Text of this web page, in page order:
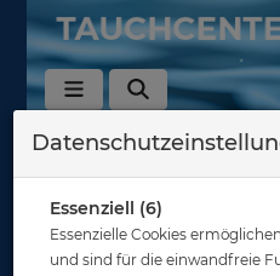
Essenziell (6)
Essenzielle Cookies
und sind für die einwandfreie